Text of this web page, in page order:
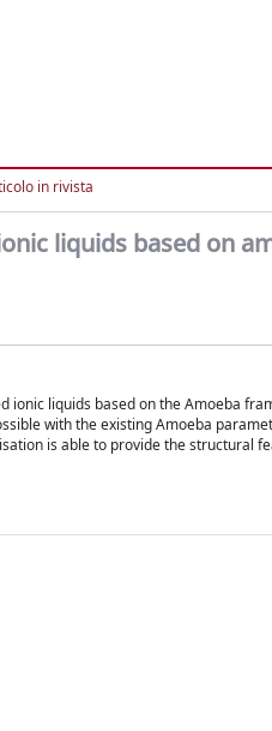
in rivista
liquids based on
liquids based on the Amoeba
with the existing Amoeba
is able to provide the structural